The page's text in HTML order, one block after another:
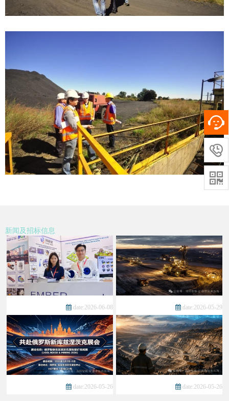
新闻及招标信息
date:2026-06-08 date:2026-05-29
date:2026-05-26 date:2026-05-26

